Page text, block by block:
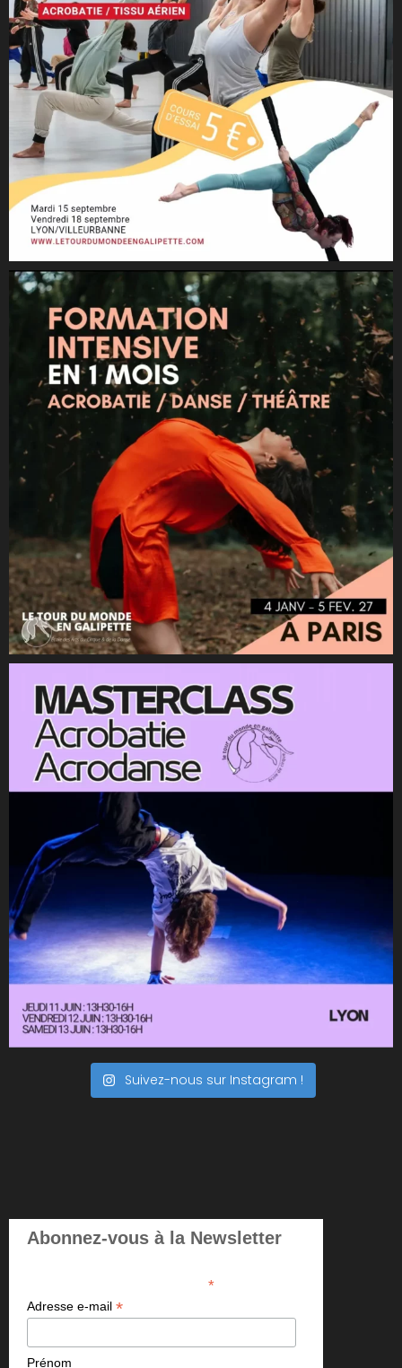
Suivez-nous sur Instagram !
Abonnez-vous à la Newsletter
*indicates required
Adresse e-mail *
Prénom